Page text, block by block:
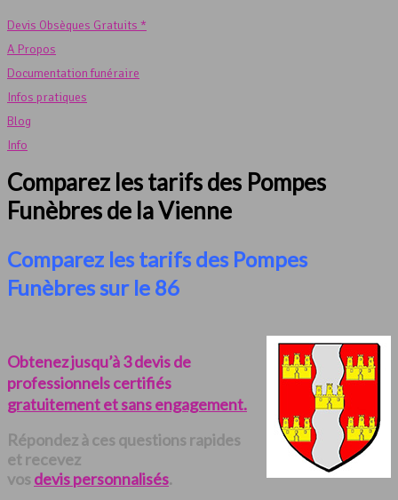
Devis Obsèques Gratuits *
A Propos
Documentation funéraire
Infos pratiques
Blog
Info
Comparez les tarifs des Pompes
Funèbres de la Vienne
Comparez les tarifs des Pompes
Funèbres sur le 86
Obtenez jusqu’à 3 devis de
professionnels certifiés
gratuitement et sans engagement.
Répondez à ces questions rapides
et recevez
vos devis personnalisés.